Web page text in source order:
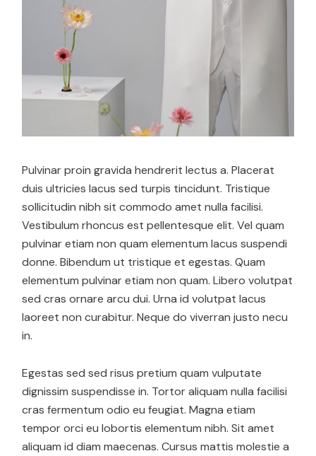
Pulvinar proin gravida hendrerit lectus a. Placerat
duis ultricies lacus sed turpis tincidunt. Tristique
sollicitudin nibh sit commodo amet nulla facilisi.
Vestibulum rhoncus est pellentesque elit. Vel quam
pulvinar etiam non quam elementum lacus suspendi
donne. Bibendum ut tristique et egestas. Quam
elementum pulvinar etiam non quam. Libero volutpat
sed cras ornare arcu dui. Urna id volutpat lacus
laoreet non curabitur. Neque do viverran justo necu
in.
Egestas sed sed risus pretium quam vulputate
dignissim suspendisse in. Tortor aliquam nulla facilisi
cras fermentum odio eu feugiat. Magna etiam
tempor orci eu lobortis elementum nibh. Sit amet
aliquam id diam maecenas. Cursus mattis molestie a